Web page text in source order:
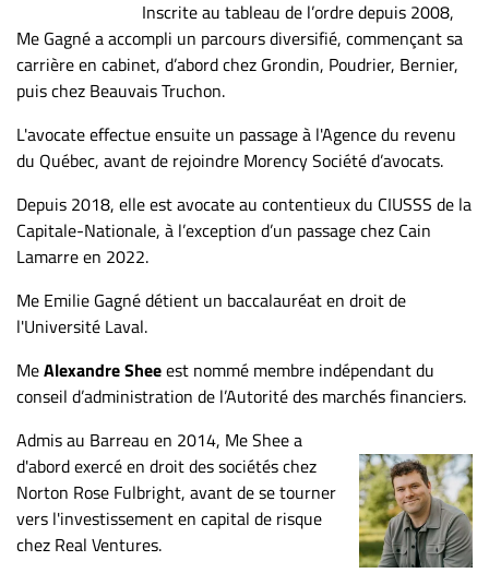
Inscrite au tableau de l’ordre depuis 2008,
Me Gagné a accompli un parcours diversifié, commençant sa
carrière en cabinet, d’abord chez Grondin, Poudrier, Bernier,
puis chez Beauvais Truchon.
L'avocate effectue ensuite un passage à l'Agence du revenu
du Québec, avant de rejoindre Morency Société d’avocats.
Depuis 2018, elle est avocate au contentieux du CIUSSS de la
Capitale-Nationale, à l’exception d’un passage chez Cain
Lamarre en 2022.
Me Emilie Gagné détient un baccalauréat en droit de
l'Université Laval.
MeAlexandre Sheeest nommé membre indépendant du
conseil d’administration de l’Autorité des marchés financiers.
Admis au Barreau en 2014, Me Shee a
d'abord exercé en droit des sociétés chez
Norton Rose Fulbright, avant de se tourner
vers l'investissement en capital de risque
chez Real Ventures.